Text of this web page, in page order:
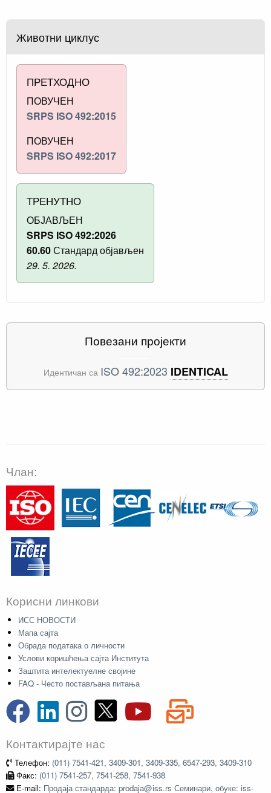
Животни циклус
ПРЕТХОДНО
ПОВУЧЕН
SRPS ISO 492:2015
ПОВУЧЕН
SRPS ISO 492:2017
ТРЕНУТНО
ОБЈАВЉЕН
SRPS ISO 492:2026
60.60Стандард објављен
29. 5. 2026.
Повезани пројекти
Идентичан са ISO 492:2023 IDENTICAL
Члан:
Корисни линкови
ИСС НОВОСТИ
Мапа сајта
Обрада података о личности
Услови коришћења сајта Института
Заштита интелектуелне својине
FAQ - Често постављана питања
Контактирајте нас
Телефон: (011) 7541-421, 3409-301, 3409-335, 6547-293, 3409-310
Факс: (011) 7541-257, 7541-258, 7541-938
E-mail: Продаја стандарда: prodaja@iss.rs Семинари, обуке: iss-